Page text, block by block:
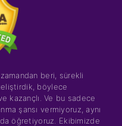
beri, sürekli
böylece
kazançlı. Ve bu sadece
şansı vermiyoruz, aynı
da öğretiyoruz. Ekibimizde